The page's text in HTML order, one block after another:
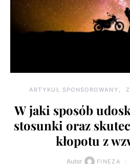
ARTYKUŁ SPONSOROWANY
W jaki sposób
stosunki oraz
kłopotu z
Autor FINEZA